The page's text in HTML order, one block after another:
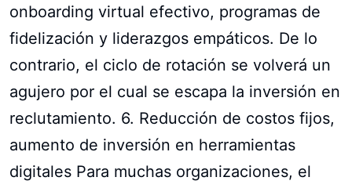
onboarding virtual efectivo, programas de
fidelización y liderazgos empáticos. De lo
contrario, el ciclo de rotación se volverá un
agujero por el cual se escapa la inversión en
reclutamiento. 6. Reducción de costos fijos,
aumento de inversión en herramientas
digitales Para muchas organizaciones, el